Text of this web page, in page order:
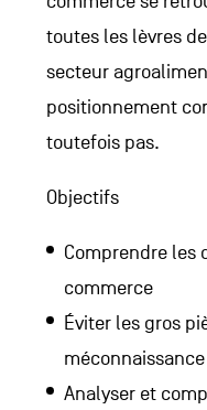
toutes les lèvres
secteur
positionnement
toutefois pas.
Objectifs
Comprendre les
commerce
Éviter les gros
Analyser et